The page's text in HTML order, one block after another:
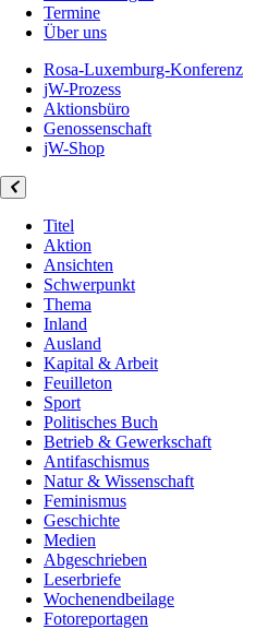
Termine
Über uns
Rosa-Luxemburg-Konferenz
jW-Prozess
Aktionsbüro
Genossenschaft
jW-Shop
Titel
Aktion
Ansichten
Schwerpunkt
Thema
Inland
Ausland
Kapital & Arbeit
Feuilleton
Sport
Politisches Buch
Betrieb & Gewerkschaft
Antifaschismus
Natur & Wissenschaft
Feminismus
Geschichte
Medien
Abgeschrieben
Leserbriefe
Wochenendbeilage
Fotoreportagen